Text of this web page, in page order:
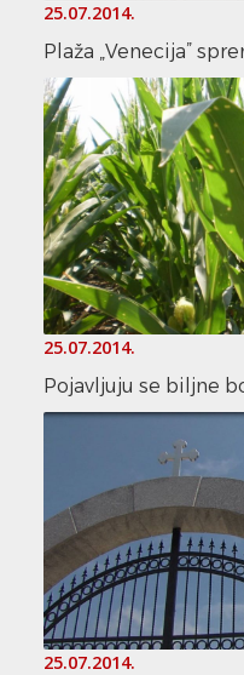
25.07.2014.
Plaža „Venecija”
25.07.2014.
Pojavljuju se biljne
25.07.2014.